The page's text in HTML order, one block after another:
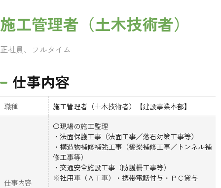
施工管理者（土木技術者）
正社員、フルタイム
仕事内容
職種 施工管理者（土木技術者）【建設事業本部】
仕事内容
〇現場の施工監理
・法面保護工事（法面工事／落石対策工事等）
・構造物補修補強工事（橋梁補修工事／トンネル補
修工事等）
・交通安全施設工事（防護柵工事等）
※社用車（ＡＴ車）・携帯電話付与・ＰＣ貸与